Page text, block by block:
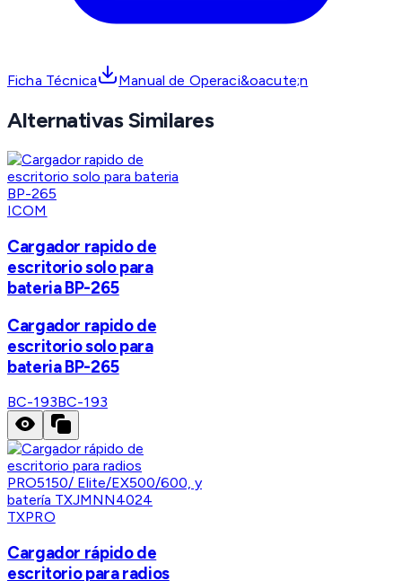
Ficha Técnica Manual de Operaci&oacute;n
Alternativas Similares
ICOM
Cargador rapido de
escritorio solo para
bateria BP-265
Cargador rapido de
escritorio solo para
bateria BP-265
BC-193BC-193
TXPRO
Cargador rápido de
escritorio para radios